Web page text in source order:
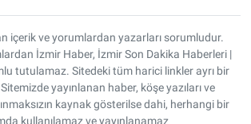
içerik ve yorumlardan yazarları sorumludur.
İzmir Haber, İzmir Son Dakika Haberleri |
tutulamaz. Sitedeki tüm harici linkler ayrı bir
yayınlanan haber, köşe yazıları ve
kaynak gösterilse dahi, herhangi bir
kullanılamaz ve yayınlanamaz